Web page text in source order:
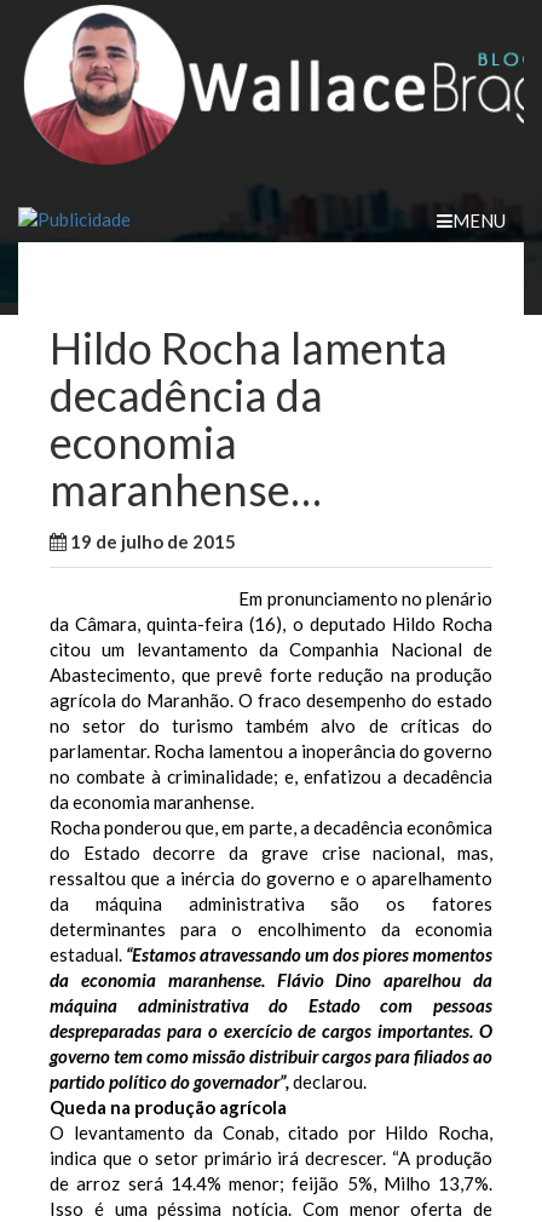
content
MENU
Hildo Rocha lamenta
decadência da
economia
maranhense…
19 de julho de 2015
Em pronunciamento no plenário
da Câmara, quinta-feira (16), o deputado Hildo Rocha
citou um levantamento da Companhia Nacional de
Abastecimento, que prevê forte redução na produção
agrícola do Maranhão. O fraco desempenho do estado
no setor do turismo também alvo de críticas do
parlamentar. Rocha lamentou a inoperância do governo
no combate à criminalidade; e, enfatizou a decadência
da economia maranhense.
Rocha ponderou que, em parte, a decadência econômica
do Estado decorre da grave crise nacional, mas,
ressaltou que a inércia do governo e o aparelhamento
da máquina administrativa são os fatores
determinantes para o encolhimento da economia
estadual. “Estamos atravessando um dos piores momentos
da economiamaranhense. Flávio Dino aparelhou da
máquina administrativa do Estado com pessoas
despreparadas para o exercício de cargos importantes. O
governo tem como missão distribuir cargos para filiados ao
partido político do governador”,declarou.
Queda na produção agrícola
O levantamento da Conab, citado por Hildo Rocha,
indica que o setor primário irá decrescer. “A produção
de arroz será 14.4% menor; feijão 5%, Milho 13,7%.
Isso é uma péssima notícia. Com menor oferta de